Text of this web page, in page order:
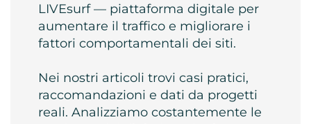
LIVEsurf — piattaforma digitale per
aumentare il traffico e migliorare i
fattori comportamentali dei siti.
Nei nostri articoli trovi casi pratici,
raccomandazioni e dati da progetti
reali. Analizziamo costantemente le